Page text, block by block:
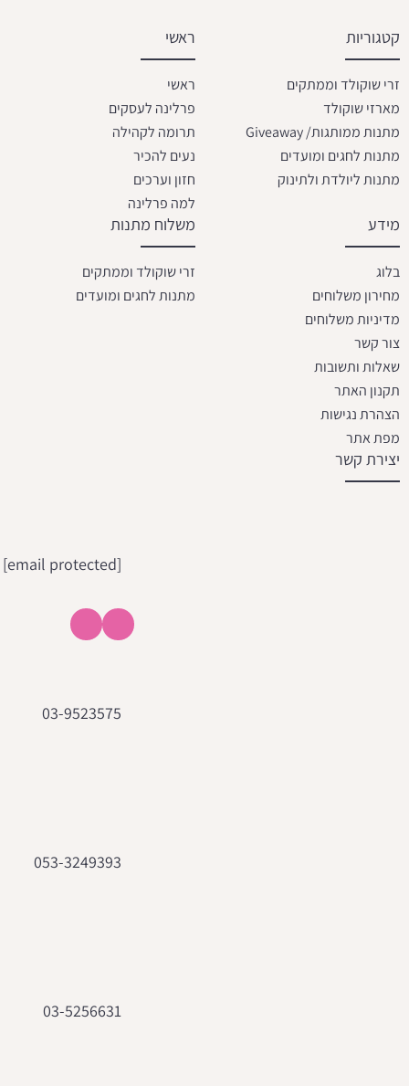
קטגוריות
זרי שוקולד וממתקים
מארזי שוקולד
מתנות ממותגות/ Giveaway
מתנות לחגים ומועדים
מתנות ליולדת ולתינוק
ראשי
ראשי
פרלינה לעסקים
תרומה לקהילה
נעים להכיר
חזון וערכים
למה פרלינה
מידע
בלוג
מחירון משלוחים
מדיניות משלוחים
צור קשר
שאלות ותשובות
תקנון האתר
הצהרת נגישות
מפת אתר
משלוח מתנות
זרי שוקולד וממתקים
מתנות לחגים ומועדים
יצירת קשר
[email protected]
03-9523575
053-3249393
03-5256631